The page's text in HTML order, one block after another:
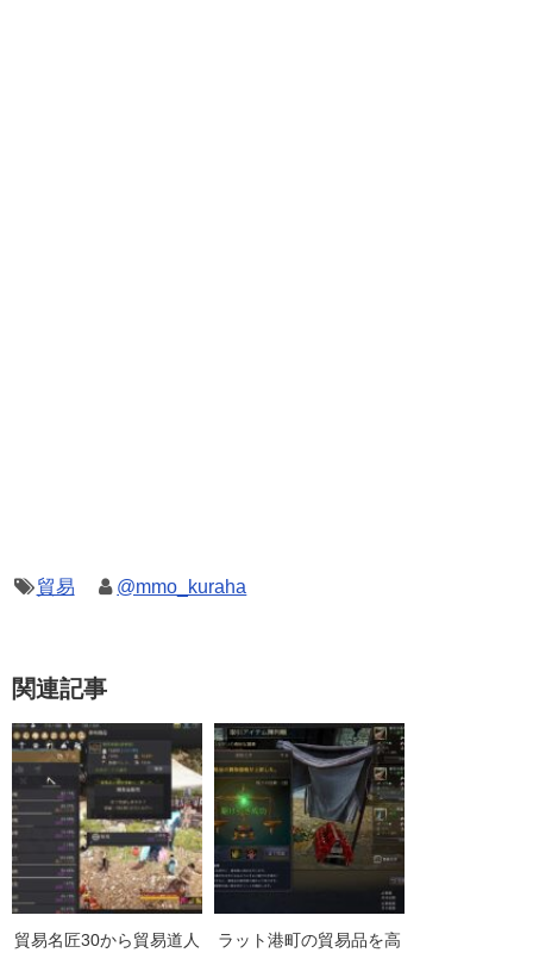
貿易 @mmo_kuraha
関連記事
貿易名匠30から貿易道人
ラット港町の貿易品を高